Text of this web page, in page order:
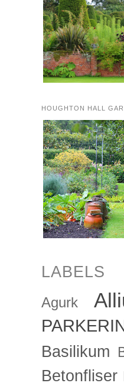
HOUGHTON HALL
LABELS
Agurk
Basilikum
Betonfliser